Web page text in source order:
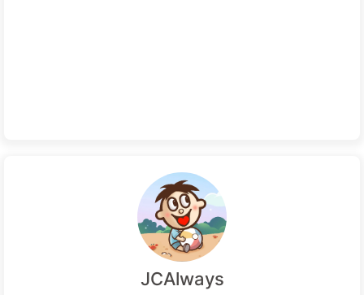
JCAlways